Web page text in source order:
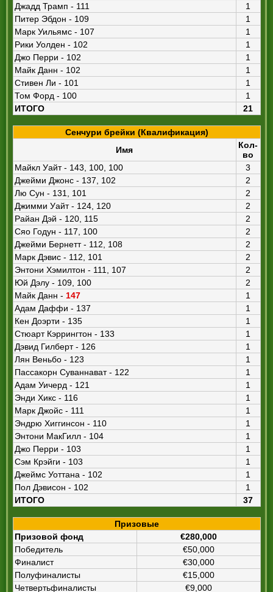
Джадд Трамп - 111
1
Питер Эбдон - 109
1
Марк Уильямс - 107
1
Рики Уолден - 102
1
Джо Перри - 102
1
Майк Данн - 102
1
Стивен Ли - 101
1
Том Форд - 100
1
ИТОГО
21
Сенчури брейки (Квалификация)
Имя
Кол-
во
Майкл Уайт - 143, 100, 100
3
Джейми Джонс - 137, 102
2
Лю Сун - 131, 101
2
Джимми Уайт - 124, 120
2
Райан Дэй - 120, 115
2
Сяо Годун - 117, 100
2
Джейми Бернетт - 112, 108
2
Марк Дэвис - 112, 101
2
Энтони Хэмилтон - 111, 107
2
Юй Дэлу - 109, 100
2
Майк Данн - 147
1
Адам Даффи - 137
1
Кен Доэрти - 135
1
Стюарт Кэррингтон - 133
1
Дэвид Гилберт - 126
1
Лян Веньбо - 123
1
Пассакорн Суваннават - 122
1
Адам Уичерд - 121
1
Энди Хикс - 116
1
Марк Джойс - 111
1
Эндрю Хиггинсон - 110
1
Энтони МакГилл - 104
1
Джо Перри - 103
1
Сэм Крэйги - 103
1
Джеймс Уоттана - 102
1
Пол Дэвисон - 102
1
ИТОГО
37
Призовые
Призовой фонд
€280,000
Победитель
€50,000
Финалист
€30,000
Полуфиналисты
€15,000
Четвертьфиналисты
€9,000